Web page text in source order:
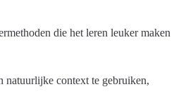
die het leren leuker maken
natuurlijke context te gebruiken,